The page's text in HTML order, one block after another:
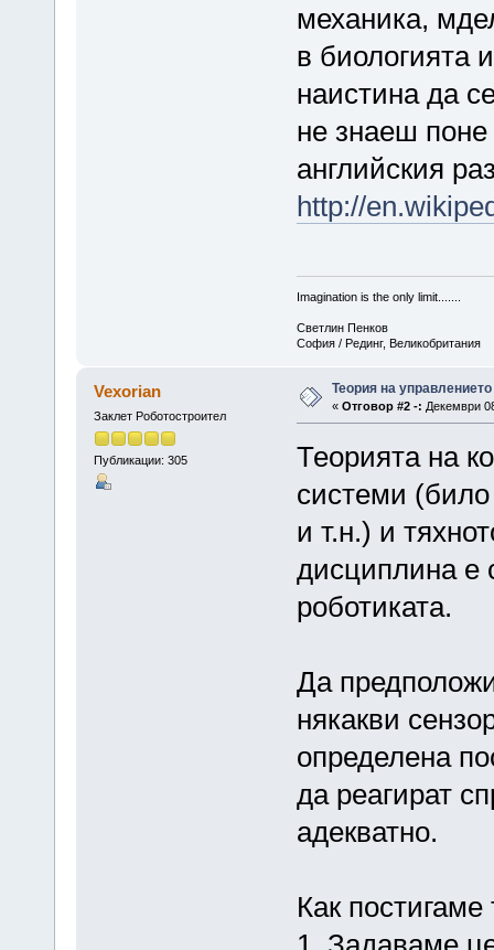
механика,
в биологията
наистина да
не знаеш
английския
http://
Imagination is the only limit.......
Светлин Пенков
София / Рединг, Великобритания
Vexorian
Заклет Роботостроител
Публикации: 305
Теория на управлението
« Отговор #2 -: Декември
Теорията на
системи
и т.н.) и
дисциплина е
роботиката.
Да
някакви
определена
да реагират
адекватно.
Как постигаме